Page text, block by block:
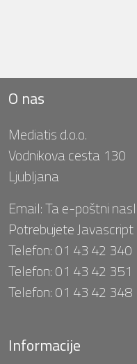
O nas
Mediatis d.o.o.
Vodnikova cesta 130
Ljubljana
Email:Ta e-poštni
Potrebujete
Telefon:01 43 42 340
Telefon:01 43 42 351
Telefon:01 43 42 348
Informacije